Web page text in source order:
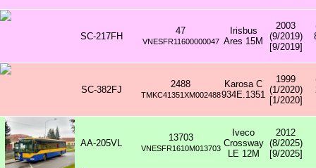
SC-217FH
47
VNESFR11600000047
Irisbus
Ares 15M
2003
(9/2019)
[9/2019]
SC-382FJ
2488
TMKC41351XM002488
Karosa C
934E.1351
1999
(1/2020)
[1/2020]
AA-205VL
13703
VNESFR1610M013703
Iveco
Crossway
LE 12M
2012
(8/2025)
[9/2025]